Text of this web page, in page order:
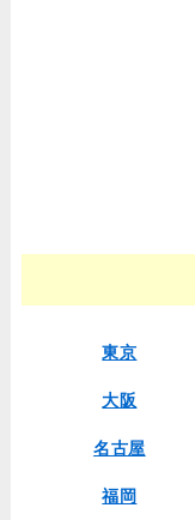
東京
大阪
名古屋
福岡